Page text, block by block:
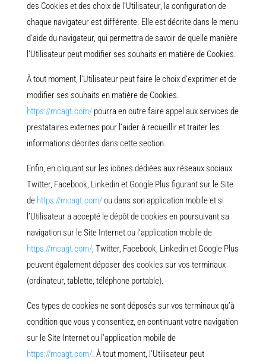
des Cookies et des choix de l’Utilisateur, la configuration de
chaque navigateur est différente. Elle est décrite dans le menu
d’aide du navigateur, qui permettra de savoir de quelle manière
l’Utilisateur peut modifier ses souhaits en matière de Cookies.
À tout moment, l’Utilisateur peut faire le choix d’exprimer et de
modifier ses souhaits en matière de Cookies.
https://mcagt.com/pourra en outre faire appel aux services de
prestataires externes pour l’aider à recueillir et traiter les
informations décrites dans cette section.
Enfin, en cliquant sur les icônes dédiées aux réseaux sociaux
Twitter, Facebook, Linkedin et Google Plus figurant sur le Site
de https://mcagt.com/ou dans son application mobile et si
l’Utilisateur a accepté le dépôt de cookies en poursuivant sa
navigation sur le Site Internet ou l’application mobile de
https://mcagt.com/, Twitter, Facebook, Linkedin et Google Plus
peuvent également déposer des cookies sur vos terminaux
(ordinateur, tablette, téléphone portable).
Ces types de cookies ne sont déposés sur vos terminaux qu’à
condition que vous y consentiez, en continuant votre navigation
sur le Site Internet ou l’application mobile de
https://mcagt.com/. À tout moment, l’Utilisateur peut